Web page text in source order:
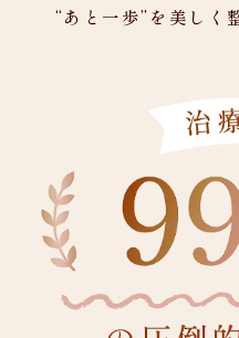
“あと一歩”を美しく